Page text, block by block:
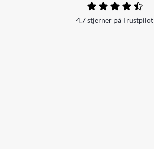
4.7 stjerner på Trustpilot